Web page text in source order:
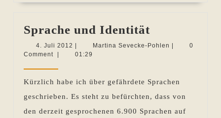
Sprache und Identität
und
4. Juli 2012 4.
Juli
| Martina Sevecke-Pohlen Martina
|
0
Comment
| 01:29
Kürzlich habe ich über gefährdete Sprachen
geschrieben. Es steht zu befürchten, dass von
den derzeit gesprochenen 6.900 Sprachen auf